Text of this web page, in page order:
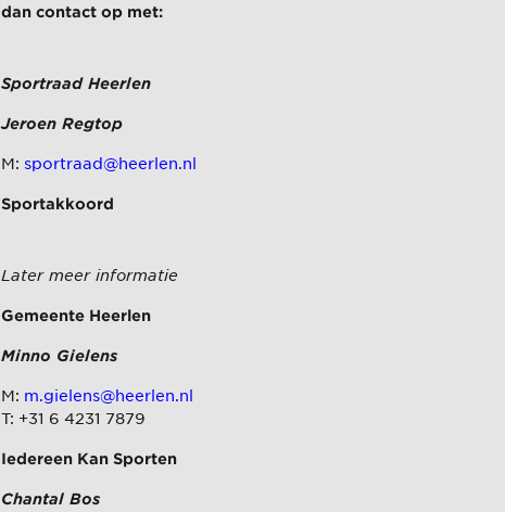
dan contact op met:
Sportraad Heerlen
Jeroen Regtop
M: sportraad@heerlen.nl
Sportakkoord
Later meer informatie
Gemeente Heerlen
Minno Gielens
M: m.gielens@heerlen.nl
T: +31 6 4231 7879
Iedereen Kan Sporten
Chantal Bos